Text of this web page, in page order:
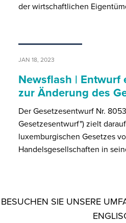
der wirtschaftlichen
JAN 18, 2023
Newsflash | Entwurf
zur Änderung des
Der Gesetzesentwurf Nr.
Gesetzesentwurf") zielt
luxemburgischen Gesetzes
Handelsgesellschaften in
BESUCHEN SIE UNSERE